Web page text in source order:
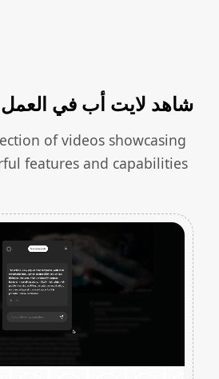
شاهد لايت أب في العمل
of videos showcasing
features and capabilities.